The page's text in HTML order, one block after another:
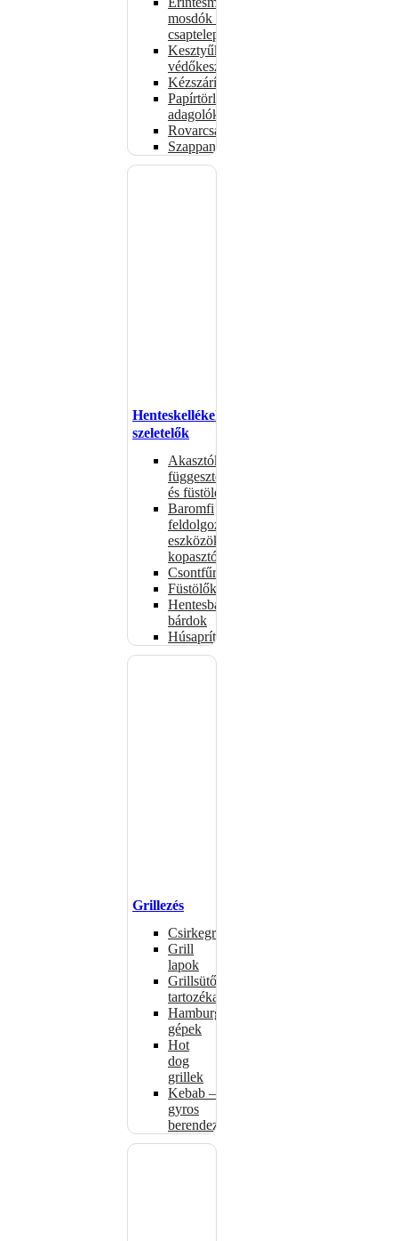
mosdók és
csaptelepek
Kesztyűk,
védőkesztyűk
Kézszárítók
Papírtörlő-
adagolók
Rovarcsapdák
Szappanadagolók
Henteskellékek,
szeletelők
Akasztók
függesztéshez
és füstöléshez
Baromfi
feldolgozó
eszközök,
kopasztók
Csontfűrészek
Füstölők
Hentesbalták,
bárdok
Húsaprítók
Grillezés
Csirkegrillek
Grill
lapok
Grillsütők
tartozékai
Hamburgerformázó
gépek
Hot
dog
grillek
Kebab –
gyros
berendezés